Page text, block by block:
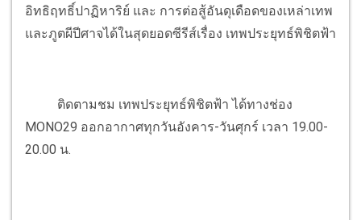
อิทธิฤทธิ์ปาฏิหาริย์ และ การต่อสู้อันดุเดือดของเหล่าเทพ
และภูตผีปีศาจได้ในสุดยอดซีรีส์เรื่อง เทพประยุทธ์พิชิตฟ้า
ติดตามชม เทพประยุทธ์พิชิตฟ้า ได้ทางช่อง
MONO29 ออกอากาศทุกวันอังคาร-วันศุกร์ เวลา 19.00-
20.00 น.